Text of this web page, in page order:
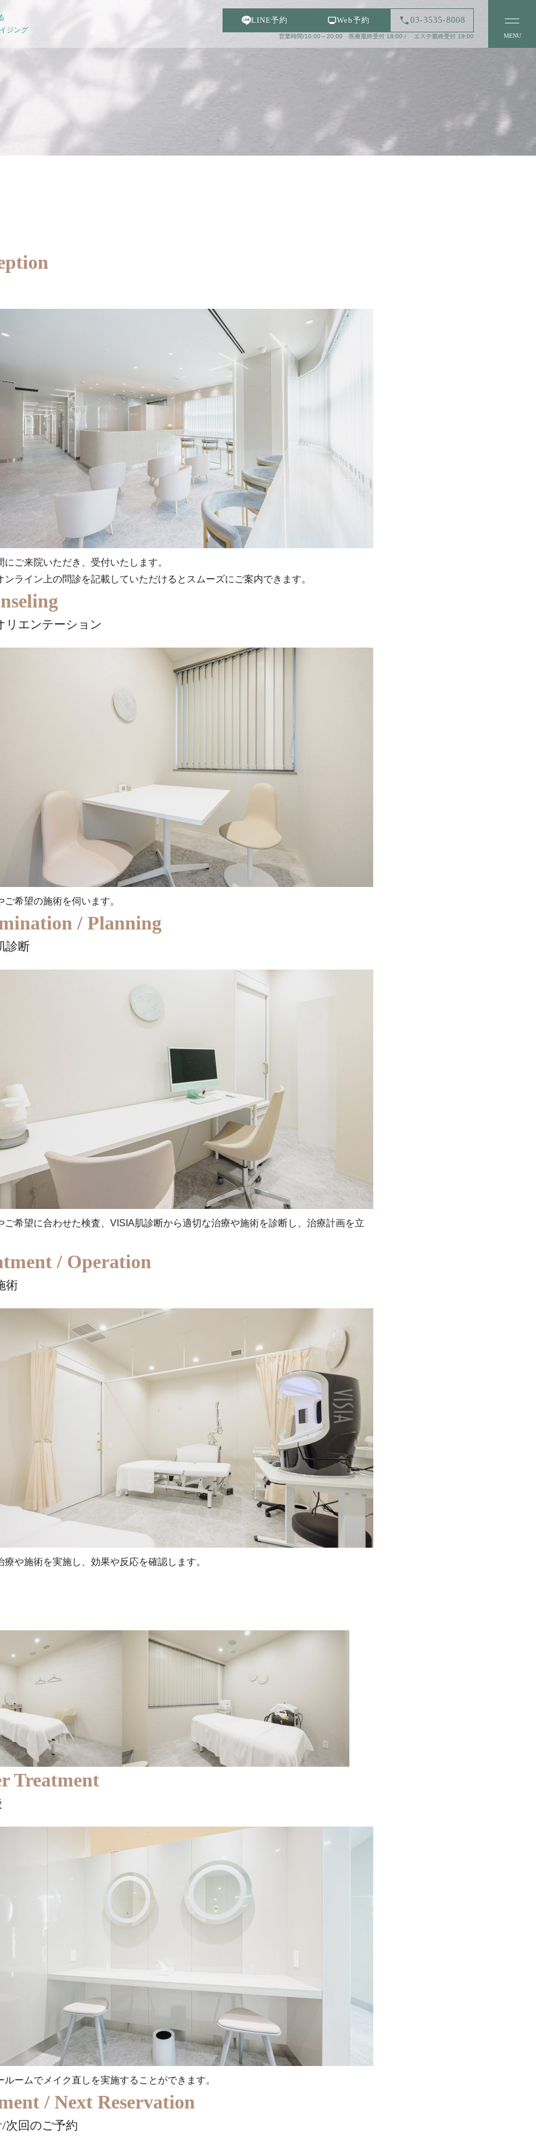
ジング
LINE予約 Web予約 03-3535-8008
営業時間/10:00～20:00 医療最終受付 18:00 / エステ最終受付 19:00 MENU
にご来院いただき、受付いたします。
ンライン上の問診を記載していただけるとスムーズにご案内できます。
リエンテーション
ご希望の施術を伺います。
/ Planning
診断
ご希望に合わせた検査、VISIA肌診断から適切な治療や施術を診断し、治療計画を立
/ Operation
術
療や施術を実施し、効果や反応を確認します。
Treatment
ルームでメイク直しを実施することができます。
/ Next Reservation
次回のご予約